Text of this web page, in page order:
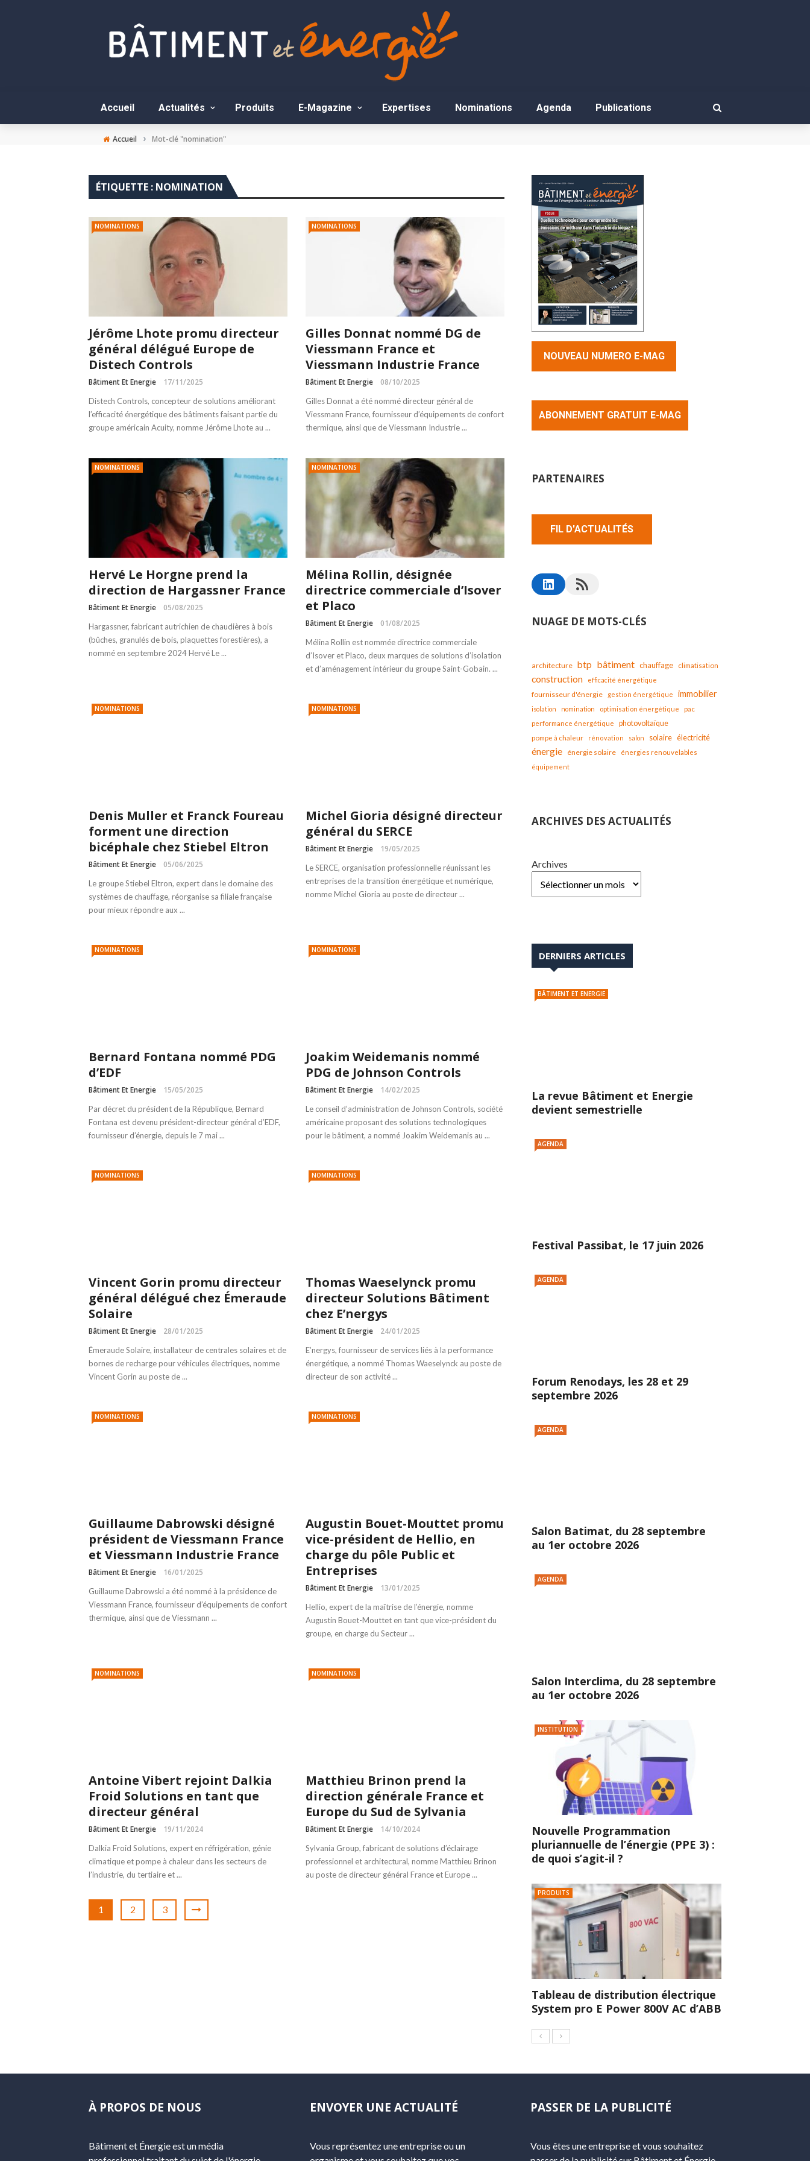
Accueil Actualités Produits E-Magazine Expertises Nominations Agenda Publications
Accueil › Mot-clé "nomination"
ÉTIQUETTE : NOMINATION
NOMINATIONS
Jérôme Lhote promu directeur
général délégué Europe de
Distech Controls
Bâtiment Et Energie 17/11/2025
Distech Controls, concepteur de solutions améliorant
l’efficacité énergétique des bâtiments faisant partie du
groupe américain Acuity, nomme Jérôme Lhote au ...
NOMINATIONS
Gilles Donnat nommé DG de
Viessmann France et
Viessmann Industrie France
Bâtiment Et Energie 08/10/2025
Gilles Donnat a été nommé directeur général de
Viessmann France, fournisseur d’équipements de confort
thermique, ainsi que de Viessmann Industrie ...
NOMINATIONS
Hervé Le Horgne prend la
direction de Hargassner France
Bâtiment Et Energie 05/08/2025
Hargassner, fabricant autrichien de chaudières à bois
(bûches, granulés de bois, plaquettes forestières), a
nommé en septembre 2024 Hervé Le ...
NOMINATIONS
Mélina Rollin, désignée
directrice commerciale d’Isover
et Placo
Bâtiment Et Energie 01/08/2025
Mélina Rollin est nommée directrice commerciale
d’Isover et Placo, deux marques de solutions d’isolation
et d’aménagement intérieur du groupe Saint-Gobain. ...
NOMINATIONS
Denis Muller et Franck Foureau
forment une direction
bicéphale chez Stiebel Eltron
Bâtiment Et Energie 05/06/2025
Le groupe Stiebel Eltron, expert dans le domaine des
systèmes de chauffage, réorganise sa filiale française
pour mieux répondre aux ...
NOMINATIONS
Michel Gioria désigné directeur
général du SERCE
Bâtiment Et Energie 19/05/2025
Le SERCE, organisation professionnelle réunissant les
entreprises de la transition énergétique et numérique,
nomme Michel Gioria au poste de directeur ...
NOMINATIONS
Bernard Fontana nommé PDG
d’EDF
Bâtiment Et Energie 15/05/2025
Par décret du président de la République, Bernard
Fontana est devenu président-directeur général d’EDF,
fournisseur d’énergie, depuis le 7 mai ...
NOMINATIONS
Joakim Weidemanis nommé
PDG de Johnson Controls
Bâtiment Et Energie 14/02/2025
Le conseil d’administration de Johnson Controls, société
américaine proposant des solutions technologiques
pour le bâtiment, a nommé Joakim Weidemanis au ...
NOMINATIONS
Vincent Gorin promu directeur
général délégué chez Émeraude
Solaire
Bâtiment Et Energie 28/01/2025
Émeraude Solaire, installateur de centrales solaires et de
bornes de recharge pour véhicules électriques, nomme
Vincent Gorin au poste de ...
NOMINATIONS
Thomas Waeselynck promu
directeur Solutions Bâtiment
chez E’nergys
Bâtiment Et Energie 24/01/2025
E’nergys, fournisseur de services liés à la performance
énergétique, a nommé Thomas Waeselynck au poste de
directeur de son activité ...
NOMINATIONS
Guillaume Dabrowski désigné
président de Viessmann France
et Viessmann Industrie France
Bâtiment Et Energie 16/01/2025
Guillaume Dabrowski a été nommé à la présidence de
Viessmann France, fournisseur d’équipements de confort
thermique, ainsi que de Viessmann ...
NOMINATIONS
Augustin Bouet-Mouttet promu
vice-président de Hellio, en
charge du pôle Public et
Entreprises
Bâtiment Et Energie 13/01/2025
Hellio, expert de la maîtrise de l’énergie, nomme
Augustin Bouet-Mouttet en tant que vice-président du
groupe, en charge du Secteur ...
NOMINATIONS
Antoine Vibert rejoint Dalkia
Froid Solutions en tant que
directeur général
Bâtiment Et Energie 19/11/2024
Dalkia Froid Solutions, expert en réfrigération, génie
climatique et pompe à chaleur dans les secteurs de
l’industrie, du tertiaire et ...
NOMINATIONS
Matthieu Brinon prend la
direction générale France et
Europe du Sud de Sylvania
Bâtiment Et Energie 14/10/2024
Sylvania Group, fabricant de solutions d’éclairage
professionnel et architectural, nomme Matthieu Brinon
au poste de directeur général France et Europe ...
1 2 3
NOUVEAU NUMERO E-MAG
ABONNEMENT GRATUIT E-MAG
PARTENAIRES
FIL D'ACTUALITÉS
NUAGE DE MOTS-CLÉS
architecture btp bâtiment chauffage climatisation
construction efficacité énergétique
fournisseur d'énergie gestion énergétique immobilier
isolation nomination optimisation énergétique
pac
performance énergétique
photovoltaïque
pompe à chaleur rénovation salon solaire électricité
énergie énergie solaire
énergies renouvelables
équipement
ARCHIVES DES ACTUALITÉS
Archives
DERNIERS ARTICLES
BÂTIMENT ET ENERGIE
La revue Bâtiment et Energie
devient semestrielle
AGENDA
Festival Passibat, le 17 juin 2026
AGENDA
Forum Renodays, les 28 et 29
septembre 2026
AGENDA
Salon Batimat, du 28 septembre
au 1er octobre 2026
AGENDA
Salon Interclima, du 28 septembre
au 1er octobre 2026
INSTITUTION
Nouvelle Programmation
pluriannuelle de l’énergie (PPE 3) :
de quoi s’agit-il ?
PRODUITS
Tableau de distribution électrique
System pro E Power 800V AC d’ABB
À PROPOS DE NOUS
Bâtiment et Énergie est un média
ENVOYER UNE ACTUALITÉ
Vous représentez une entreprise ou un
PASSER DE LA PUBLICITÉ
Vous êtes une entreprise et vous souhaitez